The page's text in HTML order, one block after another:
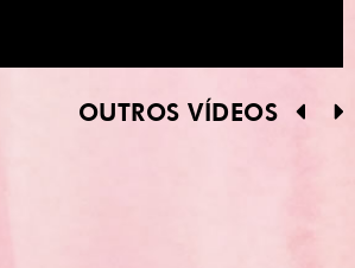
OUTROS VÍDEOS